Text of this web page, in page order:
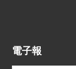
電子報